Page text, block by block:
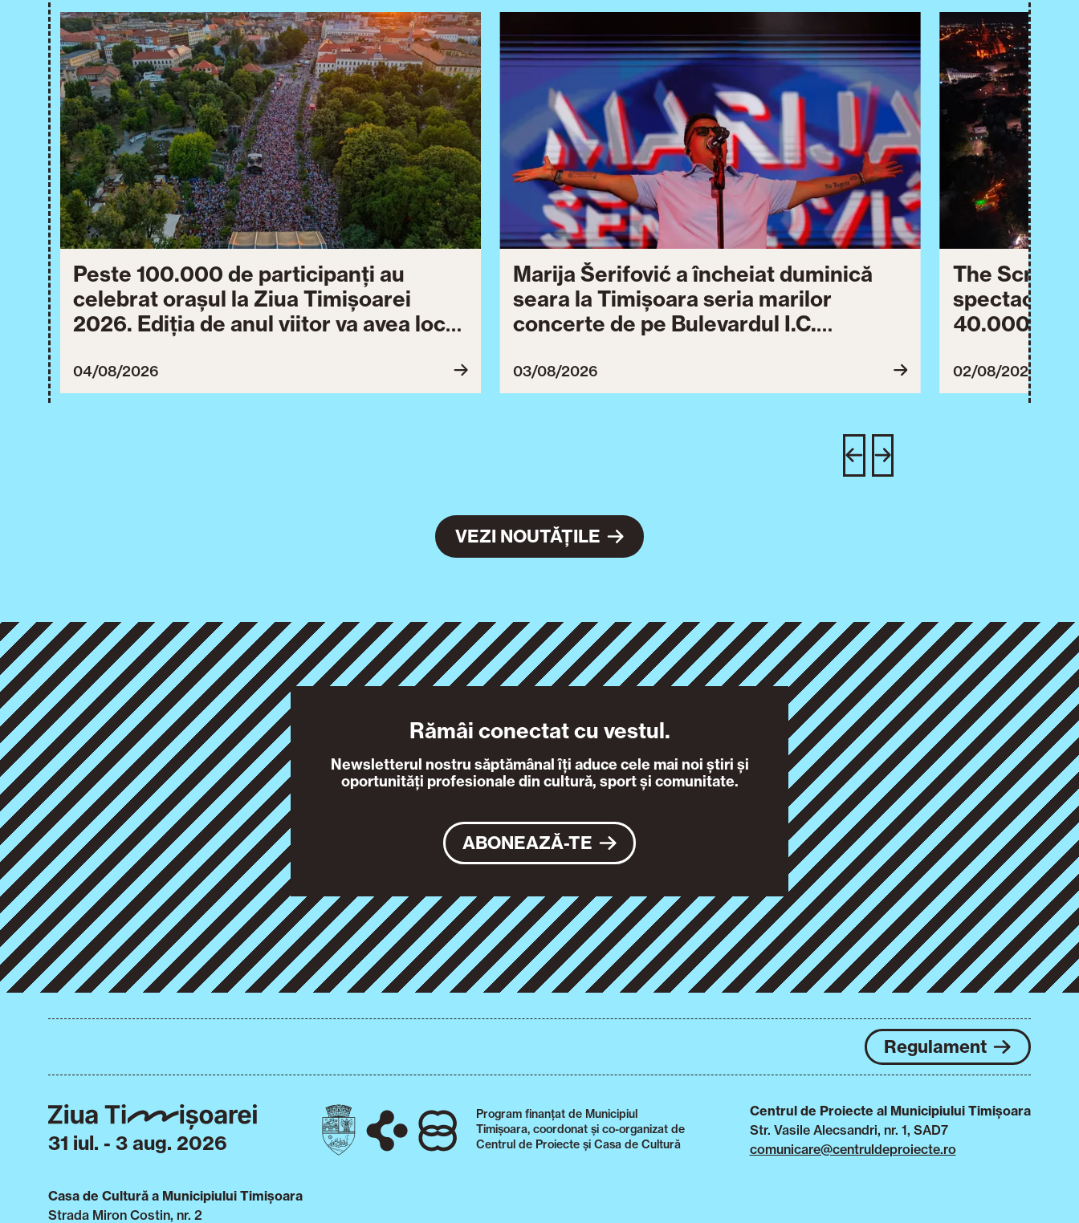
Peste 100.000 de participanți au
celebrat orașul la Ziua Timișoarei
2026. Ediția de anul viitor va avea loc
04/08/2026
Marija Šerifović a încheiat duminică
seara la Timișoara seria marilor
concerte de pe Bulevardul I.C.
Ziua Timișoarei continuă astăzi cu o
ultimă serie de evenimente culturale
03/08/2026
The Script
40.000 de
împreună
02/08/2026
VEZI NOUTĂȚILE
Rămâi conectat cu vestul.
Newsletterul nostru săptămânal îți aduce cele mai noi știri și
oportunități profesionale din cultură, sport și comunitate.
ABONEAZĂ-TE
Regulament
31 iul. - 3 aug. 2026
Program finanțat de Municipiul
Timișoara, coordonat și co-organizat de
Centrul de Proiecte și Casa de Cultură
Centrul de Proiecte al Municipiului Timișoara
Str. Vasile Alecsandri, nr. 1, SAD7
comunicare@centruldeproiecte.ro
Casa de Cultură a Municipiului Timișoara
Strada Miron Costin, nr. 2